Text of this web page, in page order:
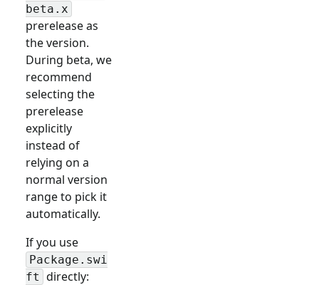
beta.x
prerelease as
the version.
During beta, we
recommend
selecting the
prerelease
explicitly
instead of
relying on a
normal version
range to pick it
automatically.
If you use
Package.swi
ft directly: